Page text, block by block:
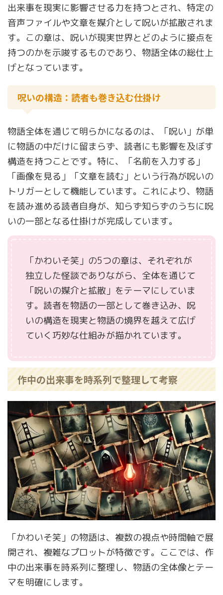
出来事を現実に影響させる力を持つとされ、特定の
音声ファイルや文章を媒介として呪いが拡散されま
す。この章は、呪いが現実世界とどのように接点を
持つのかを示唆するものであり、物語全体の総仕上
げとなっています。
呪いの構造：読者も巻き込む仕掛け
物語全体を通じて明らかになるのは、「呪い」が単
に物語の中だけに留まらず、読者にも影響を及ぼす
構造を持つことです。特に、「名前を入力する」
「画像を見る」「文章を読む」という行為が呪いの
トリガーとして機能しています。これにより、物語
を読み進める読者自身が、知らず知らずのうちに呪
いの一部となる仕掛けが完成しています。
「かわいそ笑」の5つの章は、それぞれが
独立した怪談でありながら、全体を通じて
「呪いの媒介と拡散」をテーマにしていま
す。読者を物語の一部として巻き込み、呪
いの構造を現実と物語の境界を越えて広げ
ていく巧妙な仕組みが描かれています。
作中の出来事を時系列で整理して考察
「かわいそ笑」の物語は、複数の視点や時間軸で展
開され、複雑なプロットが特徴です。ここでは、作
中の出来事を時系列に整理し、物語の全体像とテー
マを明確にします。